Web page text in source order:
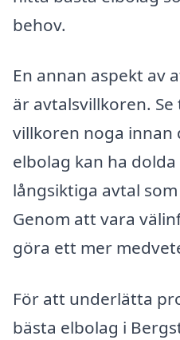
behov.
En annan aspekt av
är avtalsvillkoren.
villkoren noga innan
elbolag kan ha
långsiktiga avtal
Genom att vara
göra ett mer
För att underlätta
bästa elbolag i